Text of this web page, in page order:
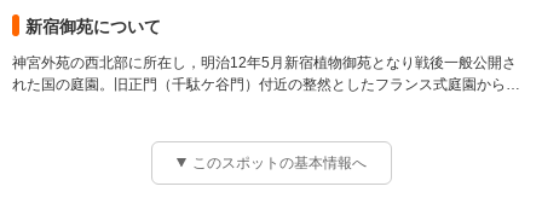
新宿御苑について
神宮外苑の西北部に所在し，明治12年5月新宿植物御苑となり戦後一般公開さ
れた国の庭園。旧正門（千駄ケ谷門）付近の整然としたフランス式庭園から，
としてにぎわいをみせている。
【料金】 大人: 500円 65歳以上 250円 ※年齢確認証明書提示 高校生: 250円
このスポットの基本情報へ